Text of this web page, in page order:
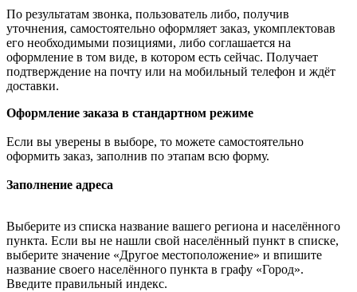
По результатам звонка, пользователь либо, получив
уточнения, самостоятельно оформляет заказ, укомплектовав
его необходимыми позициями, либо соглашается на
оформление в том виде, в котором есть сейчас. Получает
подтверждение на почту или на мобильный телефон и ждёт
доставки.
Оформление заказа в стандартном режиме
Если вы уверены в выборе, то можете самостоятельно
оформить заказ, заполнив по этапам всю форму.
Заполнение адреса
Выберите из списка название вашего региона и населённого
пункта. Если вы не нашли свой населённый пункт в списке,
выберите значение «Другое местоположение» и впишите
название своего населённого пункта в графу «Город».
Введите правильный индекс.